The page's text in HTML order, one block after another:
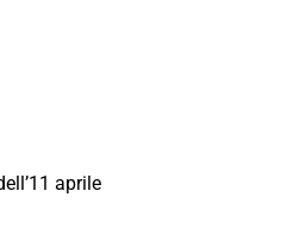
aprile